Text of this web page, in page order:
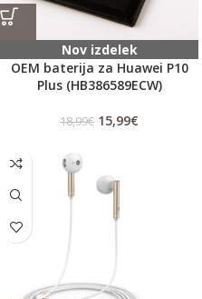
Nov izdelek
OEM baterija za Huawei P10
Plus (HB386589ECW)
18,99€ 15,99€